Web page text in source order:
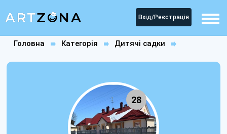
Вхід/Реєстрація
Головна Категорія
Дитячі садки
28